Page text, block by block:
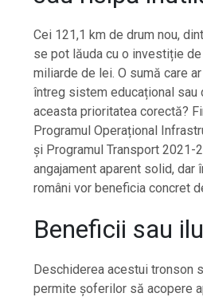
Cei 121,1 km de drum nou,
se pot lăuda cu o investiție
miliarde de lei. O sumă care
întreg sistem educațional sau
aceasta prioritatea corectă?
Programul Operațional
și Programul Transport 2021-
angajament aparent solid, dar
români vor beneficia concret
Beneficii sau
Deschiderea acestui tronson
permite șoferilor să acopere